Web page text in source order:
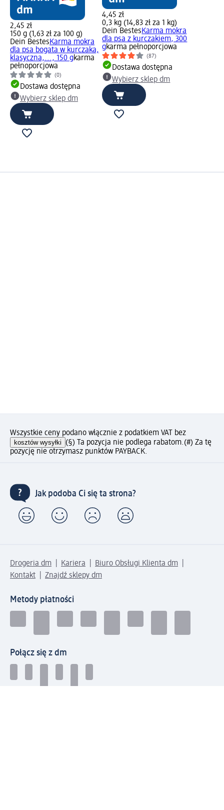
2,45 zł
150 g (1,63 zł za 100 g)
Dein BestesKarma mokra
dla psa bogata w kurczaka,
klasyczna,..., 150 gkarma
pełnoporcjowa
(0)
Dostawa dostępna
Wybierz sklep dm
4,45 zł
0,3 kg (14,83 zł za 1 kg)
Dein BestesKarma mokra
dla psa z kurczakiem, 300
gkarma pełnoporcjowa
(87)
Dostawa dostępna
Wybierz sklep dm
Wszystkie ceny podano włącznie z podatkiem VAT bez
kosztów wysyłki (§) Ta pozycja nie podlega rabatom.(#) Za tę
pozycję nie otrzymasz punktów PAYBACK.
Jak podoba Ci się ta strona?
Drogeria dm Kariera
Biuro Obsługi Klienta dm
Kontakt
Znajdź sklepy dm
Metody płatności
Połącz się z dm